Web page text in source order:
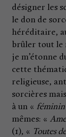
désigner les
le don de
héréditaire,
brûler tout le
je m’étonne
cette
religieuse,
sorcières
à un « féminin
mêmes: «
(1), « Toutes